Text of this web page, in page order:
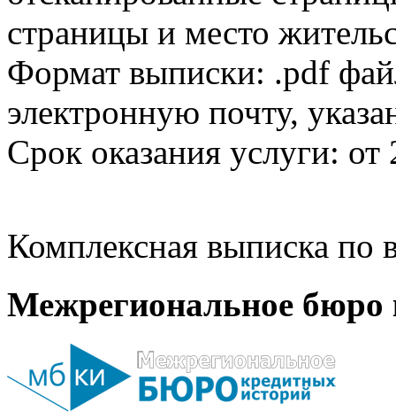
страницы и место
Формат выписки: .pdf
электронную почту,
Срок оказания услуги: от
Комплексная выписка
Межрегиональное бюро